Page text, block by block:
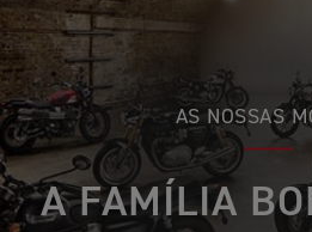
AS NOSSAS
A FAMÍLIA